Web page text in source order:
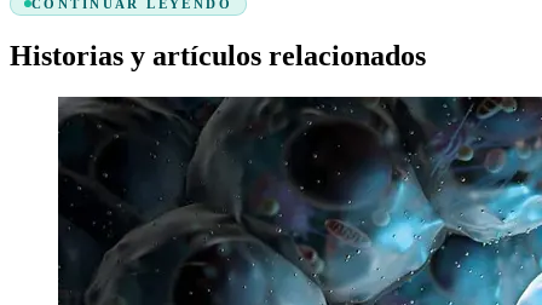
CONTINUAR LEYENDO
Historias y artículos relacionados